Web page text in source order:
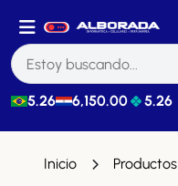
5.26 6,150.00 5.26
Inicio Productos